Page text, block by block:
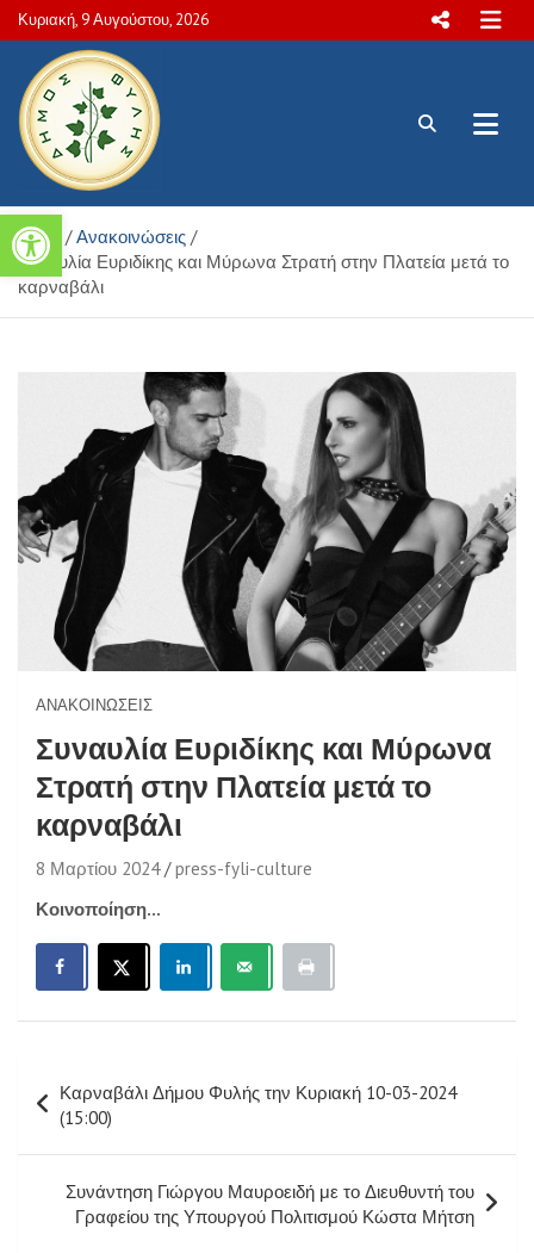
Ανοίξτε τη γραμμή εργαλείων
Skip
to
content
Κυριακή, 9 Αυγούστου, 2026
Πολιτιστικές και Aθλητικές
δραστηριότητες Δήμου Φυλής
Home
Ανακοινώσεις
Συναυλία Ευριδίκης και Μύρωνα Στρατή στην Πλατεία μετά το
καρναβάλι
ΑΝΑΚΟΙΝΏΣΕΙΣ
Συναυλία Ευριδίκης και Μύρωνα
Στρατή στην Πλατεία μετά το
καρναβάλι
8 Μαρτίου 2024
press-fyli-culture
Κοινοποίηση...
άρθρων
Καρναβάλι Δήμου Φυλής την Κυριακή 10-03-2024
(15:00)
Συνάντηση Γιώργου Μαυροειδή με το Διευθυντή του
Γραφείου της Υπουργού Πολιτισμού Κώστα Μήτση